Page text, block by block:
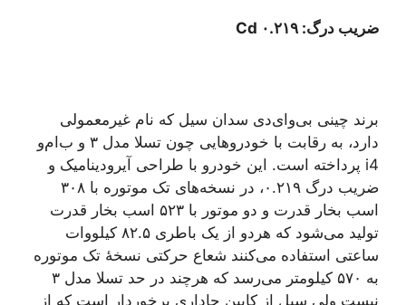
ضریب درگ: ۰.۲۱۹ Cd
برند چینی بی‌وای‌دی سدان سیل که نام غیرمعمولی
دارد، به رقابت با خودروهایی چون تسلا مدل ۳ و ب‌ام‌و
i4 پرداخته است. این خودرو با طراحی آیرودینامیک و
ضریب درگ ۰.۲۱۹، در نسخه‌های تک موتوره با ۳۰۸
اسب بخار قدرت و دو موتور با ۵۲۳ اسب بخار قدرت
تولید می‌شود که هردو از یک باطری ۸۲.۵ کیلووات
ساعتی استفاده می‌کنند شعاع حرکتی نسخهٔ تک موتوره
به ۵۷۰ کیلومتر می‌رسد که هرچند در حد تسلا مدل ۳
نیست ولی سیل از کابین جاداری برخوردار است که از